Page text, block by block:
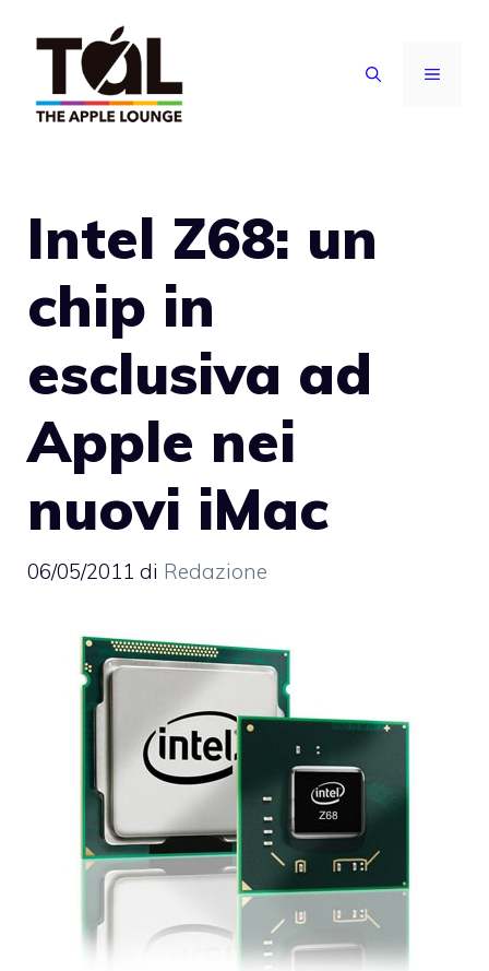
contenuto
MENU
Intel Z68: un
chip in
esclusiva ad
Apple nei
nuovi iMac
06/05/2011 di Redazione